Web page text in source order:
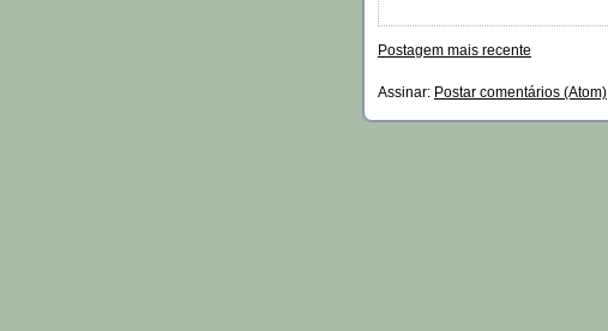
Postagem mais recente
Assinar: Postar comentários (Atom)